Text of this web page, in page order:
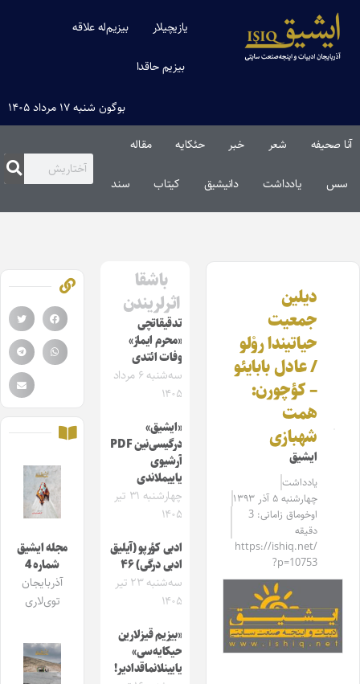
یازیچیلار بیزیم‌له علاقه
بیزیم حاقدا
بوگون شنبه ۱۷ مرداد ۱۴۰۵
آنا صحیفه شعر خبر حئکایه مقاله‌
سس یادداشت دانیشیق کیتاب سند
دیلین
جمعیت
حیاتیندا روْلو
/ عادل بابایئو
– کؤچورن:
همت
شهبازی
ایشیق
یادداشت
چهارشنبه ۵ آذر ۱۳۹۳
اوخوماق زامانی: 3
دقیقه
https://ishiq.net/
?p=10753
باشقا
اثرلریندن
تدقیقاتچی
«محرم ایماز»
وفات ائتدی
سه‌شنبه ۶ مرداد
۱۴۰۵
«ایشیق»
درگیسی‌نین PDF
آرشیوی
یاییملاندی
چهارشنبه ۳۱ تیر
۱۴۰۵
ادبی کؤرپو (آیلیق
ادبی درگی) ۴۶
سه‌شنبه ۲۳ تیر
۱۴۰۵
«بیزیم قیزلارین
حیکایه‌سی»
یایینلانماقدادیر!
مجله ایشیق
شماره 4
آذربایجان
توی‌لاری